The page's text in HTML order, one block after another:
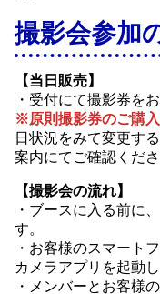
撮影会参加
【当日販売】
・受付にて撮影券を
※原則撮影券のご購入
日状況をみて変更す
案内にてご確認くださ
【撮影会の流れ】
・ブースに入る前に
す。
・お客様のスマート
カメラアプリを起動
・メンバーとお客様